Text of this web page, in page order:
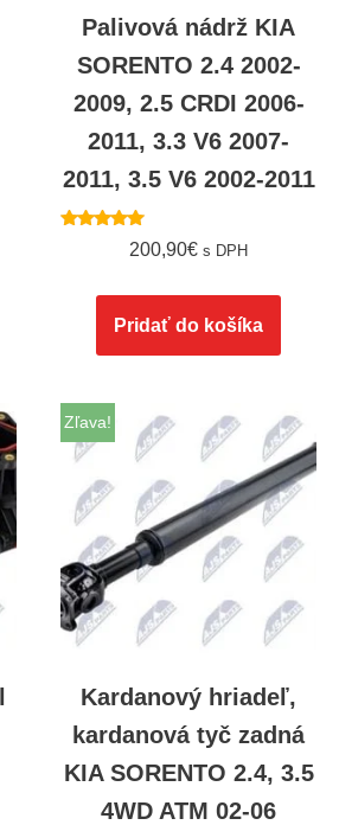
Palivová nádrž KIA
SORENTO 2.4 2002-
2009, 2.5 CRDI 2006-
2011, 3.3 V6 2007-
2011, 3.5 V6 2002-2011
Hodnotenie200,90€ s DPH
Pridať do košíka
Zľava!
Kardanový hriadeľ,
kardanová tyč zadná
KIA SORENTO 2.4, 3.5
4WD ATM 02-06